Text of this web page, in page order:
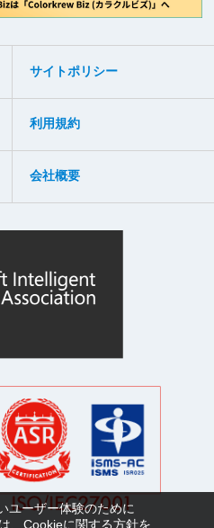
サイトポリシー
利用規約
会社概要
ユーザー体験のために
、 Cookieに関する方針を